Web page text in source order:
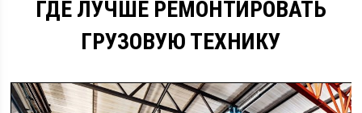
ГДЕ ЛУЧШЕ РЕМОНТИРОВАТЬ
ГРУЗОВУЮ ТЕХНИКУ